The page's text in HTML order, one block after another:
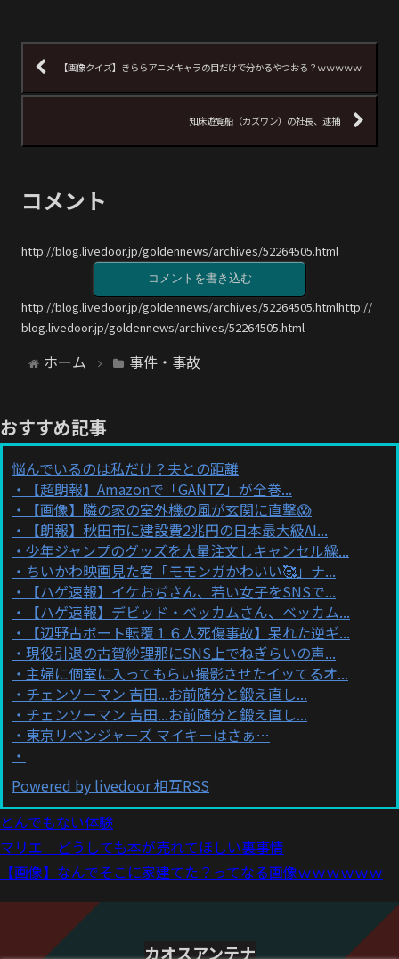
【画像クイズ】きららアニメキャラの目だけで分かるやつおる？ｗｗｗｗｗ
知床遊覧船（カズワン）の社長、逮捕
コメント
http://blog.livedoor.jp/goldennews/archives/52264505.html
コメントを書き込む
http://blog.livedoor.jp/goldennews/archives/52264505.htmlhttp://
blog.livedoor.jp/goldennews/archives/52264505.html
ホーム 事件・事故
おすすめ記事
悩んでいるのは私だけ？夫との距離
【超朗報】Amazonで「GANTZ」が全巻...
【画像】隣の家の室外機の風が玄関に直撃😱
【朗報】秋田市に建設費2兆円の日本最大級AI...
少年ジャンプのグッズを大量注文しキャンセル繰...
ちいかわ映画見た客「モモンガかわいい🥰」ナ...
【ハゲ速報】イケおぢさん、若い女子をSNSで...
【ハゲ速報】デビッド・ベッカムさん、ベッカム...
【辺野古ボート転覆１６人死傷事故】呆れた逆ギ...
現役引退の古賀紗理那にSNS上でねぎらいの声...
主婦に個室に入ってもらい撮影させたイッてるオ...
チェンソーマン 吉田...お前随分と鍛え直し...
チェンソーマン 吉田...お前随分と鍛え直し...
東京リベンジャーズ マイキーはさぁ…
Powered by livedoor 相互RSS
とんでもない体験
マリエ どうしても本が売れてほしい裏事情
【画像】なんでそこに家建てた？ってなる画像ｗｗｗｗｗｗ
カオスアンテナ